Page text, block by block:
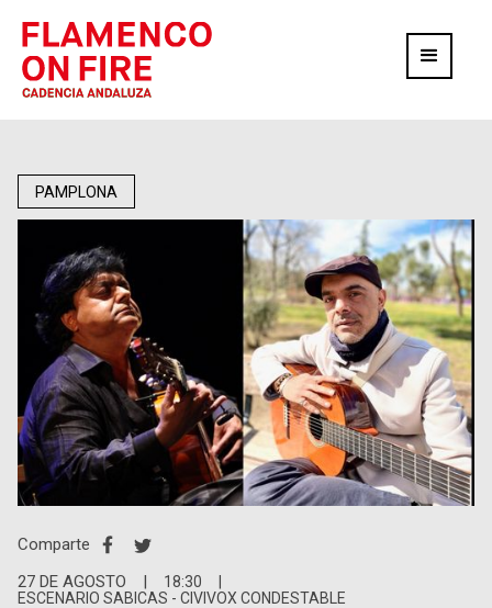
PAMPLONA
Comparte
27 DE AGOSTO | 18:30
ESCENARIO SABICAS - CIVIVOX CONDESTABLE